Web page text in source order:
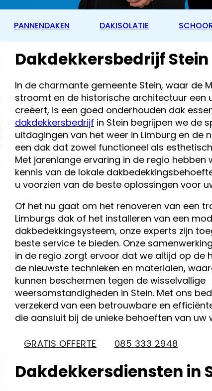
PANNENDAKEN DAKISOLATIE
Dakdekkersbedrijf Stein
In de charmante gemeente Stein, waar de
stroomt en de historische architectuur een
creëert, is een goed onderhouden dak
dakdekkersbedrijf in Stein begrijpen we de
uitdagingen van het weer in Limburg en de
een dak dat zowel functioneel als
Met jarenlange ervaring in de regio hebben
kennis van de lokale
u voorzien van de beste oplossingen voor
Of het nu gaat om het renoveren van een
Limburgs dak of het installeren van een
dakbedekkingsysteem, onze experts zijn
beste service te bieden. Onze
in de regio zorgt ervoor dat we altijd op de
de nieuwste technieken en materialen,
kunnen beschermen tegen de wisselvallige
weersomstandigheden in Stein. Met ons
verzekerd van een betrouwbare en
die aansluit bij de unieke behoeften van uw
GRATIS OFFERTE 085 333 2948
Dakdekkersdiensten in